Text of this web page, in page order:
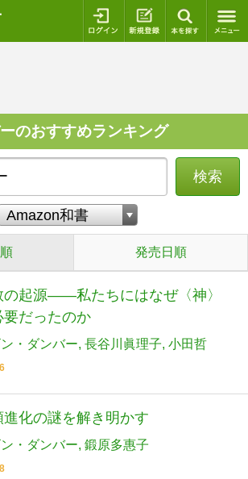
ログイン 新規登録
のおすすめランキング
検索
発売日順
の起源――私たちにはなぜ〈神〉
要だったのか
・ダンバー 長谷川眞理子 小田哲
進化の謎を解き明かす
・ダンバー 鍛原多惠子